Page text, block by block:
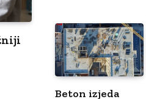
Beton izjeda